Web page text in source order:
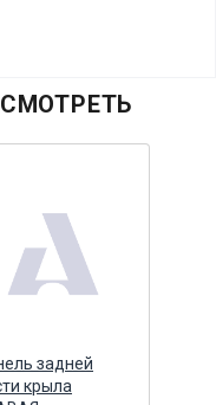
задней
крыла